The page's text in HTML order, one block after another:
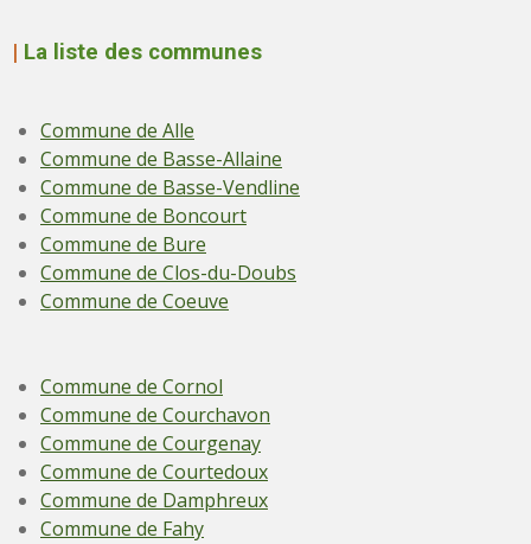
| La liste des communes
Commune de Alle
Commune de Basse-Allaine
Commune de Basse-Vendline
Commune de Boncourt
Commune de Bure
Commune de Clos-du-Doubs
Commune de Coeuve
Commune de Cornol
Commune de Courchavon
Commune de Courgenay
Commune de Courtedoux
Commune de Damphreux
Commune de Fahy